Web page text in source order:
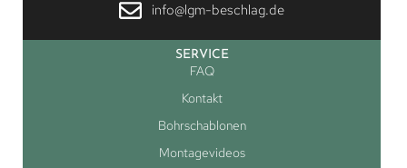
info@lgm-beschlag.de
SERVICE
FAQ
Kontakt
Bohrschablonen
Montagevideos